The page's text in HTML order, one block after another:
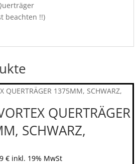
beachten !!)
QUERTRÄGER
SCHWARZ,
€ inkl. 19% MwSt